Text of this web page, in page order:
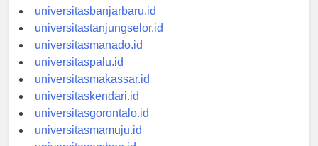
universitaspalangkaraya.id
universitasbanjarbaru.id
universitastanjungselor.id
universitasmanado.id
universitaspalu.id
universitasmakassar.id
universitaskendari.id
universitasgorontalo.id
universitasmamuju.id